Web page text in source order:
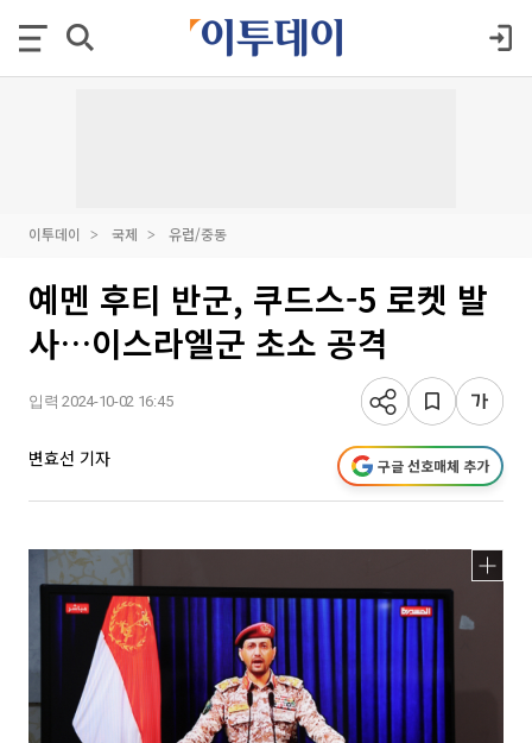
이투데이 국제 유럽/중동
예멘 후티 반군, 쿠드스-5 로켓 발
사…이스라엘군 초소 공격
입력 2024-10-02 16:45
변효선 기자 구글 선호매체 추가